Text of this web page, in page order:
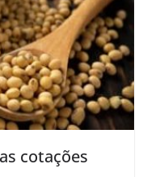
cotações